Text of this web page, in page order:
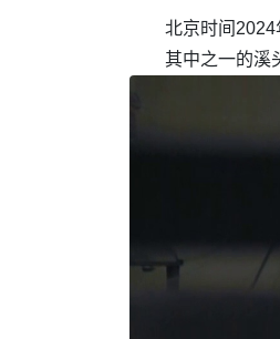
北京时间2024
其中之一的溪